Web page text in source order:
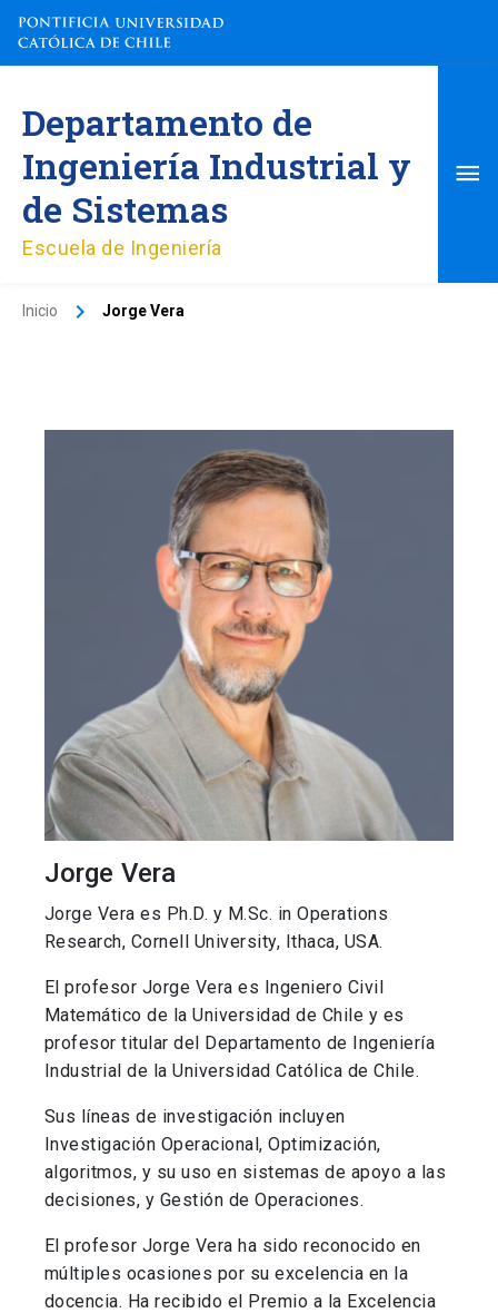
contenido
Departamento de
Ingeniería Industrial y
de Sistemas
Escuela de Ingeniería
Inicio Jorge Vera
Jorge Vera
Jorge Vera es Ph.D. y M.Sc. in Operations
Research, Cornell University, Ithaca, USA.
El profesor Jorge Vera es Ingeniero Civil
Matemático de la Universidad de Chile y es
profesor titular del Departamento de Ingeniería
Industrial de la Universidad Católica de Chile.
Sus líneas de investigación incluyen
Investigación Operacional, Optimización,
algoritmos, y su uso en sistemas de apoyo a las
decisiones, y Gestión de Operaciones.
El profesor Jorge Vera ha sido reconocido en
múltiples ocasiones por su excelencia en la
docencia. Ha recibido el Premio a la Excelencia